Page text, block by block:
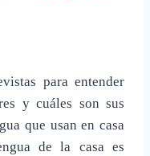
para entender
y cuáles son sus
que usan en casa
de la casa es